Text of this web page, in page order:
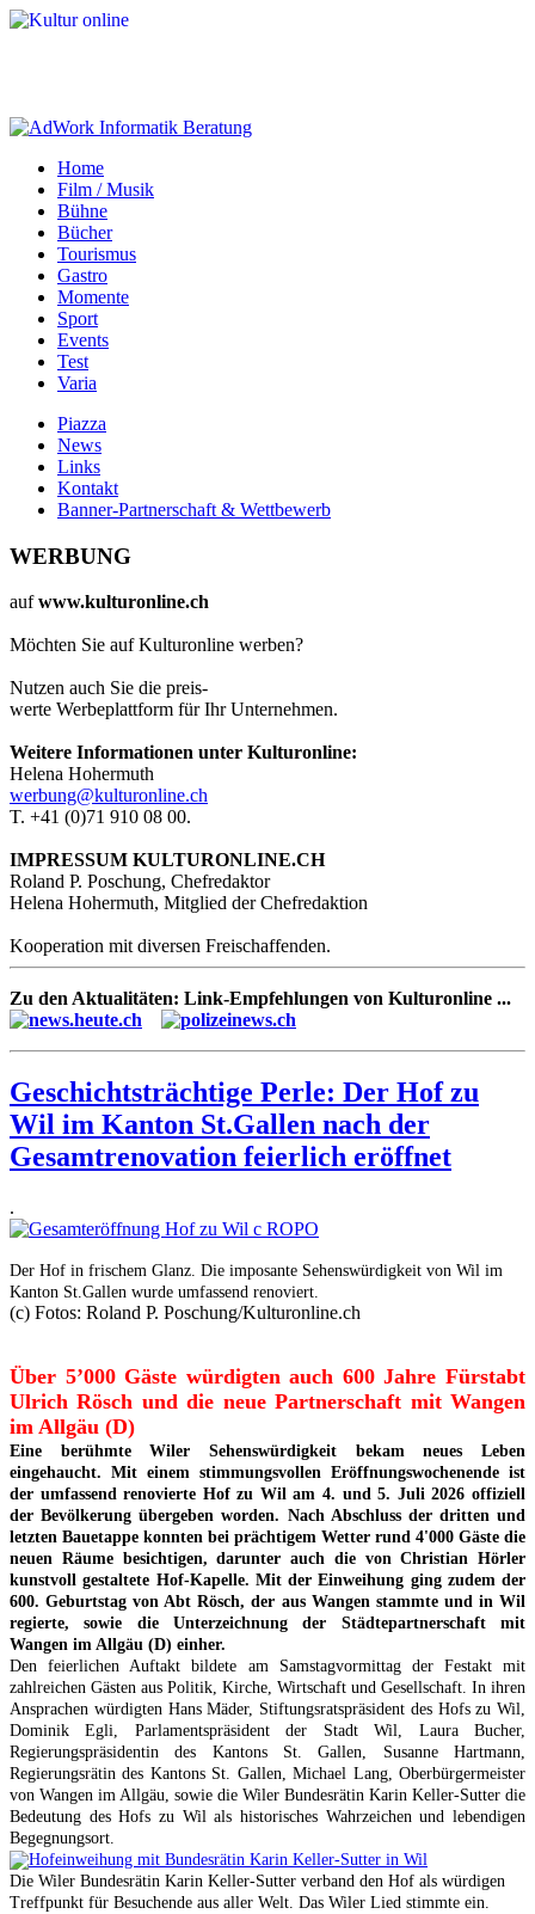
Home
Film / Musik
Bühne
Bücher
Tourismus
Gastro
Momente
Sport
Events
Test
Varia
Piazza
News
Links
Kontakt
Banner-Partnerschaft & Wettbewerb
WERBUNG
aufwww.kulturonline.ch
Möchten Sie auf Kulturonline werben?
Nutzen auch Sie die preis-
werte Werbeplattform für Ihr Unternehmen.
Weitere Informationen unter Kulturonline:
Helena Hohermuth
werbung@kulturonline.ch
T. +41 (0)71 910 08 00.
IMPRESSUM KULTURONLINE.CH
Roland P. Poschung, Chefredaktor
Helena Hohermuth, Mitglied der Chefredaktion
Kooperation mit diversen Freischaffenden.
Zu den Aktualitäten: Link-Empfehlungen von Kulturonline ...
Geschichtsträchtige Perle: Der Hof zu
Wil im Kanton St.Gallen nach der
Gesamtrenovation feierlich eröffnet
.
Der Hof in frischem Glanz. Die imposante Sehenswürdigkeit von Wil im
Kanton St.Gallen wurde umfassend renoviert.
(c) Fotos: Roland P. Poschung/Kulturonline.ch
Über 5’000 Gäste würdigten auch 600 Jahre Fürstabt
Ulrich Rösch und die neue Partnerschaft mit Wangen
im Allgäu (D)
Eine berühmte Wiler Sehenswürdigkeit bekam neues Leben
eingehaucht. Mit einem stimmungsvollen Eröffnungswochenende ist
der umfassend renovierte Hof zu Wil am 4. und 5. Juli 2026 offiziell
der Bevölkerung übergeben worden. Nach Abschluss der dritten und
letzten Bauetappe konnten bei prächtigem Wetter rund 4'000 Gäste die
neuen Räume besichtigen, darunter auch die von Christian Hörler
kunstvoll gestaltete Hof-Kapelle. Mit der Einweihung ging zudem der
600. Geburtstag von Abt Rösch, der aus Wangen stammte und in Wil
regierte, sowie die Unterzeichnung der Städtepartnerschaft mit
Wangen im Allgäu (D) einher.
Den feierlichen Auftakt bildete am Samstagvormittag der Festakt mit
zahlreichen Gästen aus Politik, Kirche, Wirtschaft und Gesellschaft. In ihren
Ansprachen würdigten Hans Mäder, Stiftungsratspräsident des Hofs zu Wil,
Dominik Egli, Parlamentspräsident der Stadt Wil, Laura Bucher,
Regierungspräsidentin des Kantons St. Gallen, Susanne Hartmann,
Regierungsrätin des Kantons St. Gallen, Michael Lang, Oberbürgermeister
von Wangen im Allgäu, sowie die Wiler Bundesrätin Karin Keller-Sutter die
Bedeutung des Hofs zu Wil als historisches Wahrzeichen und lebendigen
Begegnungsort.
Die Wiler Bundesrätin Karin Keller-Sutter verband den Hof als würdigen
Treffpunkt für Besuchende aus aller Welt. Das Wiler Lied stimmte ein.